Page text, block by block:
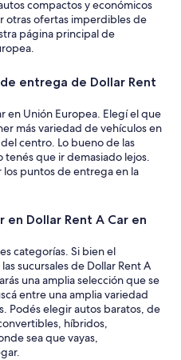
compactos y económicos
otras ofertas imperdibles de
página principal de
entrega de Dollar Rent
en Unión Europea. Elegí el que
más variedad de vehículos en
centro. Lo bueno de las
tenés que ir demasiado lejos.
los puntos de entrega en la
Dollar Rent A Car en
categorías. Si bien el
sucursales de Dollar Rent A
una amplia selección que se
entre una amplia variedad
Podés elegir autos baratos, de
híbridos,
sea que vayas,